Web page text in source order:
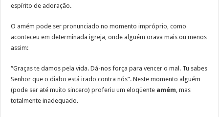
espírito de adoração.
O amém pode ser pronunciado no momento impróprio, como
aconteceu em determinada igreja, onde alguém orava mais ou menos
assim:
“Graças te damos pela vida. Dá-nos força para vencer o mal. Tu sabes
Senhor que o diabo está irado contra nós”. Neste momento alguém
(pode ser até muito sincero) proferiu um eloqüente amém, mas
totalmente inadequado.